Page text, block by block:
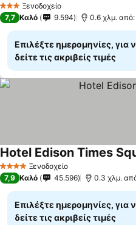
3 ΑστέριαΞενοδοχείο
7,7 Καλό 9.594 0.6 χλμ.
Επιλέξτε ημερομηνίες, για
δείτε τις ακριβείς τιμές
4 ΑστέριαΞενοδοχείο
Hotel Edison Times
7,9 Καλό 45.596 0.3 χλμ.
Επιλέξτε ημερομηνίες, για
δείτε τις ακριβείς τιμές